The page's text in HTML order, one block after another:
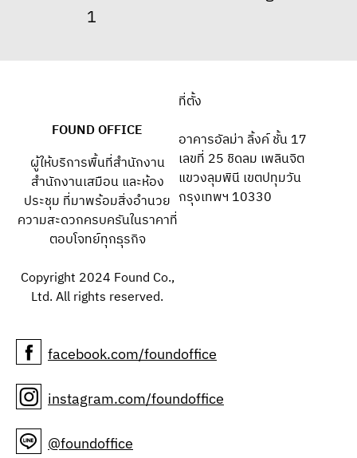
FOUND OFFICE
ผู้ให้บริการพื้นที่สำนักงาน
สำนักงานเสมือน และห้อง
ประชุม ที่มาพร้อมสิ่งอำนวย
ความสะดวกครบครันในราคาที่
ตอบโจทย์ทุกธุรกิจ
Copyright 2024 Found Co.,
Ltd. All rights reserved.
ที่ตั้ง
อาคารอัลม่า ลิ้งค์ ชั้น 17
เลขที่ 25 ชิดลม เพลินจิต
แขวงลุมพินี เขตปทุมวัน
กรุงเทพฯ 10330
facebook.com/foundoffice
instagram.com/foundoffice
@foundoffice